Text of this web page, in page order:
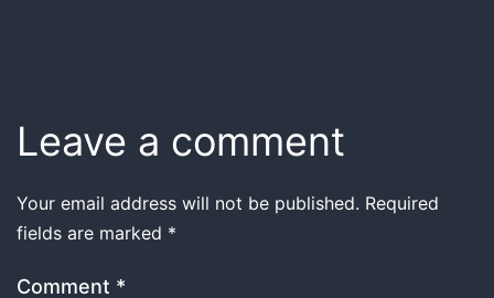
Leave a comment
Your email address will not be published. Required
fields are marked *
Comment *